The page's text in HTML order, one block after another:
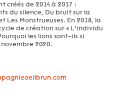
créés de 2014 à 2017 :
du silence, Du bruit sur la
Les Monstrueuses. En 2018, la
de création sur « L’individu
les lions sont-ils si
2020.